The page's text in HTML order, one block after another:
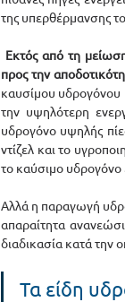
της υπερθέρμανσης
Εκτός από τη
προς την
καυσίμου υδρογόνου
την υψηλότερη
υδρογόνο υψηλής
ντίζελ και το
το καύσιμο υδρογόνο
Αλλά η παραγωγή
απαραίτητα
διαδικασία κατά την
Τα είδη